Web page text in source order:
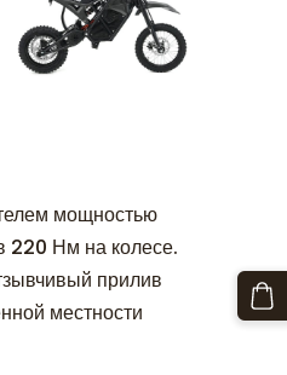
мощностью
220 Нм на колесе.
прилив
местности